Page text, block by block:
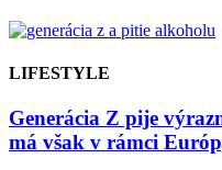
LIFESTYLE
Generácia Z pije
má však v rámci